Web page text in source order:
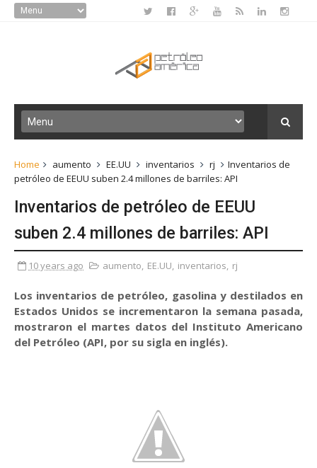
Home aumento EE.UU inventarios rj
Inventarios de
petróleo de EEUU suben 2.4 millones de barriles: API
Inventarios de petróleo de EEUU
suben 2.4 millones de barriles: API
10 years ago aumento, EE.UU, inventarios, rj
Los inventarios de petróleo, gasolina y destilados en
Estados Unidos se incrementaron la semana pasada,
mostraron el martes datos del Instituto Americano
del Petróleo (API, por su sigla en inglés).